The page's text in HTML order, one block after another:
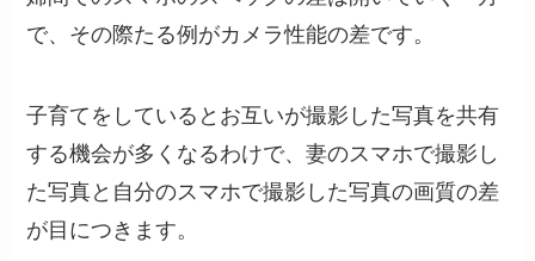
で、その際たる例がカメラ性能の差です。
子育てをしているとお互いが撮影した写真を共有
する機会が多くなるわけで、妻のスマホで撮影し
た写真と自分のスマホで撮影した写真の画質の差
が目につきます。